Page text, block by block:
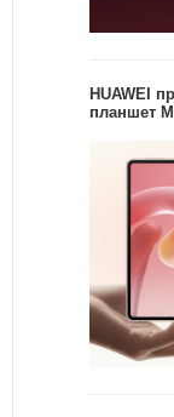
HUAWEI
планшет